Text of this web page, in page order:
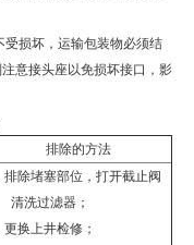
受损坏，运输包装物必须结
意接头座以免损坏接口，影
排除的方法
排除堵塞部位，打开截止阀
清洗过滤器；
更换上井检修；